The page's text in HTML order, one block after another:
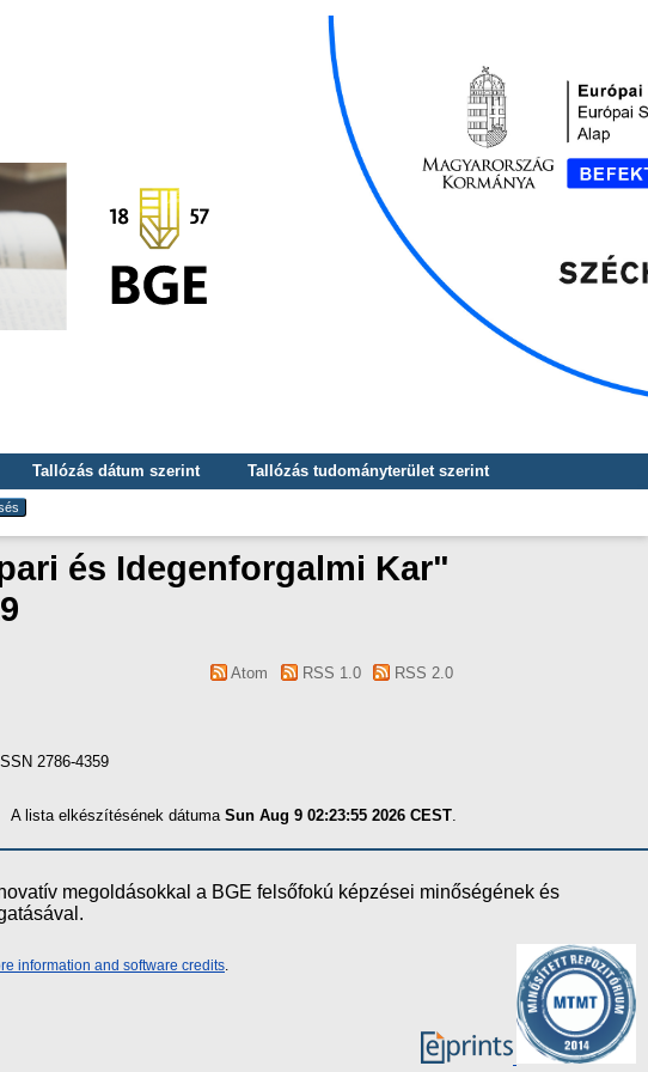
Tallózás dátum szerint
Tallózás tudományterület szerint
és Idegenforgalmi Kar"
Atom RSS 1.0 RSS 2.0
2786-4359
A lista elkészítésének dátuma Sun Aug 9 02:23:55 2026 CEST
megoldásokkal a BGE felsőfokú képzései minőségének és
information and software credits